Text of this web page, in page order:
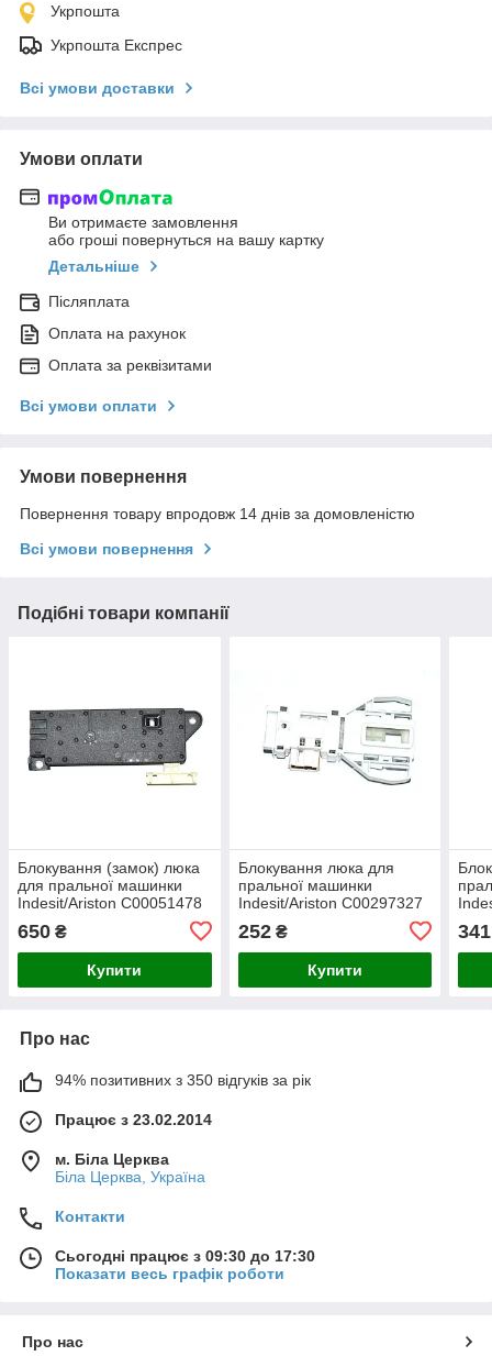
Укрпошта
Укрпошта Експрес
Всі умови доставки
Умови оплати
Ви отримаєте замовлення
або гроші повернуться на вашу картку
Детальніше
Післяплата
Оплата на рахунок
Оплата за реквізитами
Всі умови оплати
Умови повернення
Повернення товару впродовж 14 днів за домовленістю
Всі умови повернення
Подібні товари компанії
Блокування (замок) люка
для пральної машинки
Indesit/Ariston C00051478
650 ₴
Купити
Блокування люка для
пральної машинки
Indesit/Ariston C00297327
(C00306612,C00065185)
252₴
Купити
341
Про нас
94% позитивних з 350 відгуків за рік
Працює з 23.02.2014
м. Біла Церква
Біла Церква, Україна
Контакти
Сьогодні працює з 09:30 до 17:30
Показати весь графік роботи
Про нас